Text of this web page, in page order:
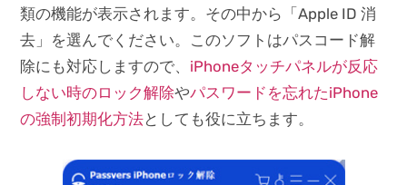
類の機能が表示されます。その中から「Apple ID 消
去」を選んでください。このソフトはパスコード解
除にも対応しますので、 iPhoneタッチパネルが反応
しない時のロック解除やパスワードを忘れたiPhone
の強制初期化方法としても役に立ちます。